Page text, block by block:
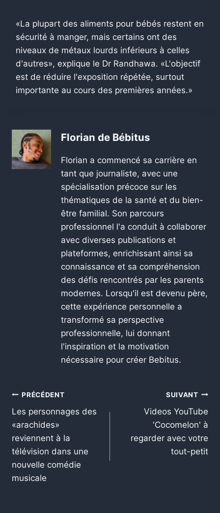
«La plupart des aliments pour bébés restent en
sécurité à manger, mais certains ont des
niveaux de métaux lourds inférieurs à celles
d'autres», explique le Dr Randhawa. «L'objectif
est de réduire l'exposition répétée, surtout
importante au cours des premières années.»
Florian de Bébitus
Florian a commencé sa carrière en
tant que journaliste, avec une
spécialisation précoce sur les
thématiques de la santé et du bien-
être familial. Son parcours
professionnel l'a conduit à collaborer
avec diverses publications et
plateformes, enrichissant ainsi sa
connaissance et sa compréhension
des défis rencontrés par les parents
modernes. Lorsqu'il est devenu père,
cette expérience personnelle a
transformé sa perspective
professionnelle, lui donnant
l'inspiration et la motivation
nécessaire pour créer Bebitus.
PRÉCÉDENT
Les personnages des
«arachides»
reviennent à la
télévision dans une
nouvelle comédie
musicale
SUIVANT
Videos YouTube
'Cocomelon' à
regarder avec votre
tout-petit